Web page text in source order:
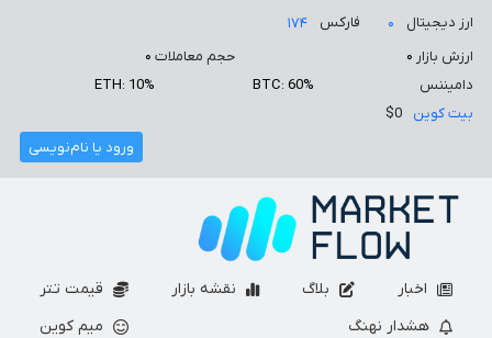
ارز دیجیتال ۰ فارکس
۱۷۴
ارزش بازار ۰ حجم معاملات ۰
دامیننس
BTC: 60%
ETH: 10%
بیت کوین
$0
ورود یا نام‌نویسی
اخبار بلاگ نقشه بازار
قیمت تتر
هشدار نهنگ
میم کوین